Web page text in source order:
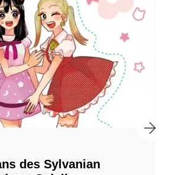
des Sylvanian